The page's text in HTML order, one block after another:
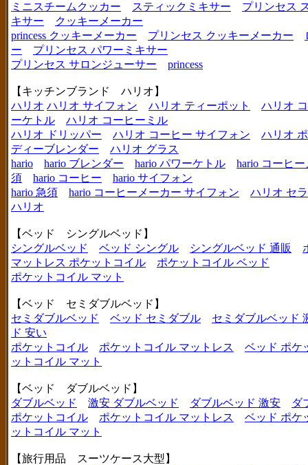
ミニスチームクッカー
スティックミキサー
プリンセス
キサー
クッキーメーカー
princess クッキーメーカー
プリンセス クッキーメーカー
ー
プリンセス パワーミキサー
プリンセス サロンジューサー
princess
【キッチンブランド ハリオ】
ハリオ ハリオ サイフォン ハリオ ティーポット
ハリオ
ーケトル
ハリオ コーヒーミル
ハリオ ドリッパー
ハリオ コーヒー サイフォン
ハリオ
ディーブレンダー
ハリオ グラス
hario
hario ブレンダー hario パワーケトル
hario コーヒ
須
hario コーヒー
hario サイフォン
hario 急須
hario コーヒーメーカー サイフォン
ハリオ セ
ハリオ
【ベッド シングルベッド】
シングルベッド
ベッド シングル シングルベッド 通販
マットレス ポケットコイル
ポケットコイル ベッド
ポケットコイル マット
【ベッド セミダブルベッド】
セミダブルベッド
ベッド セミダブル
セミダブルベッド
ド 安い
ポケットコイル
ポケットコイル マットレス
ベッド ポケ
ットコイル マット
【ベッド ダブルベッド】
ダブルベッド
激安 ダブルベッド ダブルベッド 激安
ダ
ポケットコイル
ポケットコイル マットレス
ベッド ポケ
ットコイル マット
【旅行用品 スーツケース大型】